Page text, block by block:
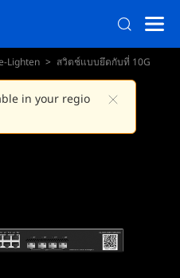
in your regio
Lighten สวิตช์แบบยึดกับที่ 10G